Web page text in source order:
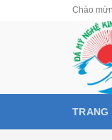
Chào
TRANG